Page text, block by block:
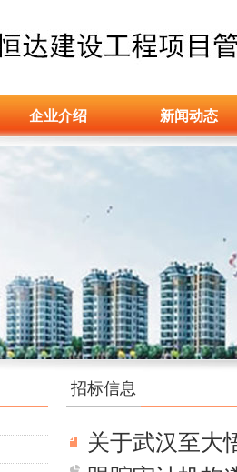
企业介绍 新闻动态
招标信息
关于武汉至大